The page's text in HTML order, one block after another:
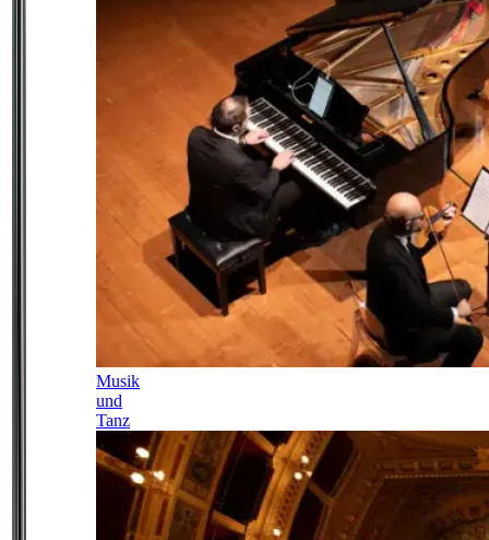
Musik
und
Tanz